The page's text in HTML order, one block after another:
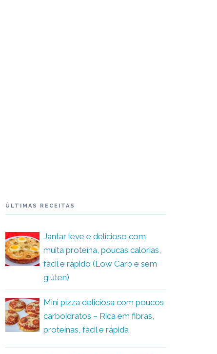
ÚLTIMAS RECEITAS
Jantar leve e delicioso com
muita proteína, poucas calorias,
fácil e rápido (Low Carb e sem
glúten)
Mini pizza deliciosa com poucos
carboidratos – Rica em fibras,
proteínas, fácil e rápida